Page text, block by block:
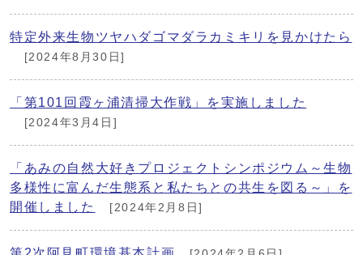
特定外来生物ツヤハダゴマダラカミキリを見かけたら
[2024年8月30日]
「第101回霞ヶ浦清掃大作戦」を実施しました
[2024年3月4日]
「あみの自然大好きプロジェクトシンポジウム～生物
多様性に富んだ生態系と私たちとの共生を図る～」を
開催しました
[2024年2月8日]